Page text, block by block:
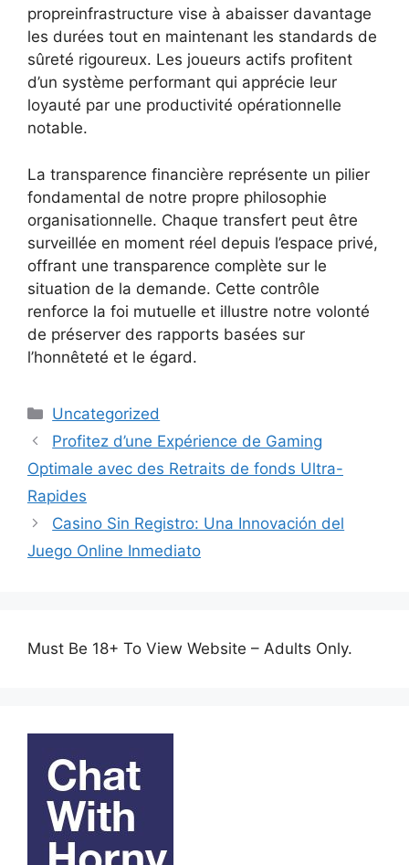
propreinfrastructure vise à abaisser davantage
les durées tout en maintenant les standards de
sûreté rigoureux. Les joueurs actifs profitent
d’un système performant qui apprécie leur
loyauté par une productivité opérationnelle
notable.
La transparence financière représente un pilier
fondamental de notre propre philosophie
organisationnelle. Chaque transfert peut être
surveillée en moment réel depuis l’espace privé,
offrant une transparence complète sur le
situation de la demande. Cette contrôle
renforce la foi mutuelle et illustre notre volonté
de préserver des rapports basées sur
l’honnêteté et le égard.
Categories
Uncategorized
Profitez d’une Expérience de Gaming
Optimale avec des Retraits de fonds Ultra-
Rapides
Casino Sin Registro: Una Innovación del
Juego Online Inmediato
Must Be 18+ To View Website – Adults Only.